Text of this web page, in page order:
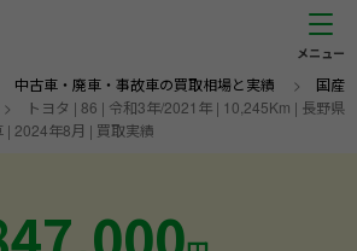
中古車・廃車・事故車の買取相場と実績 > 国産
トヨタ | 86 | 令和3年/2021年 | 10,245Km | 長野県
2024年8月 | 買取実績